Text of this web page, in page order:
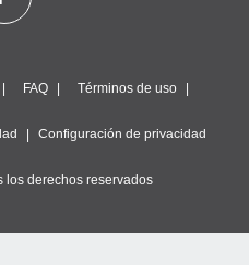
FAQ Términos de uso
Configuración de privacidad
los derechos reservados